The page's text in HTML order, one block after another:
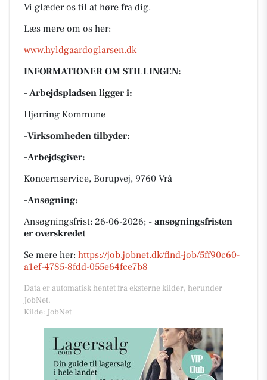
Vi glæder os til at høre fra dig.
Læs mere om os her:
www.hyldgaardoglarsen.dk
INFORMATIONER OM STILLINGEN:
- Arbejdspladsen ligger i:
Hjørring Kommune
-Virksomheden tilbyder:
-Arbejdsgiver:
Koncernservice, Borupvej, 9760 Vrå
-Ansøgning:
Ansøgningsfrist: 26-06-2026; - ansøgningsfristen
er overskredet
Se mere her: https://job.jobnet.dk/find-job/5ff90c60-
a1ef-4785-8fdd-055e64fce7b8
Data er automatisk hentet fra eksterne kilder, herunder
JobNet.
Kilde: JobNet